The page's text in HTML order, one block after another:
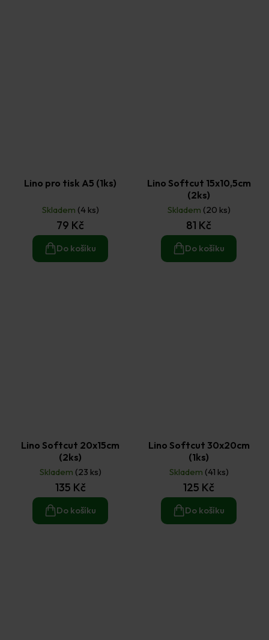
Lino pro tisk A5 (1ks)
Skladem (4 ks)
79 Kč
Do košíku
Lino Softcut 15x10,5cm
(2ks)
Skladem (20 ks)
81 Kč
Do košíku
Lino Softcut 20x15cm
(2ks)
Skladem (23 ks)
135 Kč
Do košíku
Lino Softcut 30x20cm
(1ks)
Skladem (41 ks)
125 Kč
Do košíku